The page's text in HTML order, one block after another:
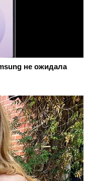
не ожидала